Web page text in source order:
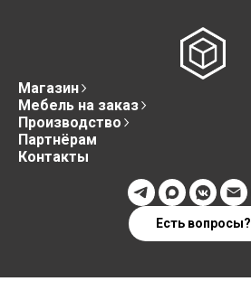
Магазин
Мебель на заказ
Производство
Партнёрам
Контакты
Есть вопросы?